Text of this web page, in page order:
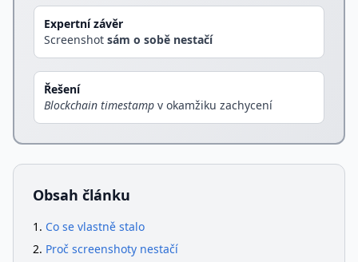
Expertní závěr
Screenshot sám o sobě nestačí
Řešení
Blockchain timestamp v okamžiku zachycení
Obsah článku
Co se vlastně stalo
Proč screenshoty nestačí